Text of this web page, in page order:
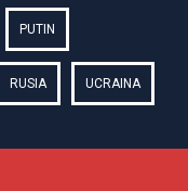
PUTIN
RUSIA UCRAINA